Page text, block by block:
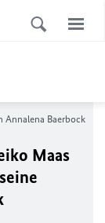
Annalena Baerbock
Maas